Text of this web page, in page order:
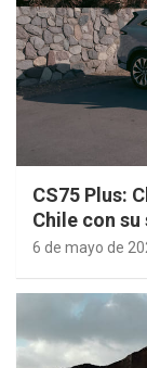
CS75 Plus:
Chile con
6 de mayo de